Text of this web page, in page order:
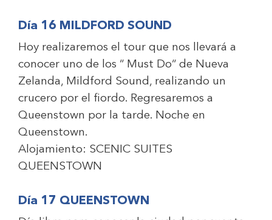
Día 16 MILDFORD SOUND
Hoy realizaremos el tour que nos llevará a
conocer uno de los “ Must Do“ de Nueva
Zelanda, Mildford Sound, realizando un
crucero por el fiordo. Regresaremos a
Queenstown por la tarde. Noche en
Queenstown.
Alojamiento: SCENIC SUITES
QUEENSTOWN
Día 17 QUEENSTOWN